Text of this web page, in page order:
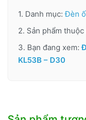
1. Danh mục:Đèn
2. Sản phẩm
3. Bạn đang xem:
KL53B – D30